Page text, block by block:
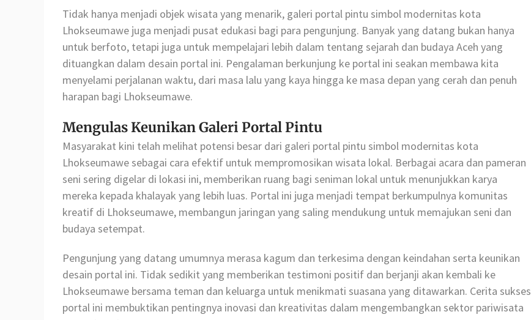
Tidak hanya menjadi objek wisata yang menarik, galeri portal pintu simbol modernitas kota
Lhokseumawe juga menjadi pusat edukasi bagi para pengunjung. Banyak yang datang bukan hanya
untuk berfoto, tetapi juga untuk mempelajari lebih dalam tentang sejarah dan budaya Aceh yang
dituangkan dalam desain portal ini. Pengalaman berkunjung ke portal ini seakan membawa kita
menyelami perjalanan waktu, dari masa lalu yang kaya hingga ke masa depan yang cerah dan penuh
harapan bagi Lhokseumawe.
Mengulas Keunikan Galeri Portal Pintu
Masyarakat kini telah melihat potensi besar dari galeri portal pintu simbol modernitas kota
Lhokseumawe sebagai cara efektif untuk mempromosikan wisata lokal. Berbagai acara dan pameran
seni sering digelar di lokasi ini, memberikan ruang bagi seniman lokal untuk menunjukkan karya
mereka kepada khalayak yang lebih luas. Portal ini juga menjadi tempat berkumpulnya komunitas
kreatif di Lhokseumawe, membangun jaringan yang saling mendukung untuk memajukan seni dan
budaya setempat.
Pengunjung yang datang umumnya merasa kagum dan terkesima dengan keindahan serta keunikan
desain portal ini. Tidak sedikit yang memberikan testimoni positif dan berjanji akan kembali ke
Lhokseumawe bersama teman dan keluarga untuk menikmati suasana yang ditawarkan. Cerita sukses
portal ini membuktikan pentingnya inovasi dan kreativitas dalam mengembangkan sektor pariwisata